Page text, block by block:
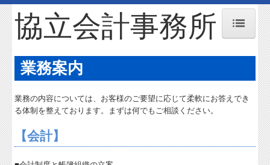
お知らせ
事務所紹介
業務案内
協立会計事務所
業務案内
業務の内容については、お客様のご要望に応じて柔軟にお答えでき
る体制を整えております。まずは何でもご相談ください。
【会計】